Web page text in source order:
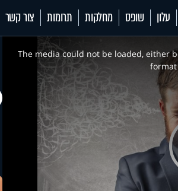
עלון שופס מחלקות תרומות צור קשר
This
modalThe media could not be loaded, either